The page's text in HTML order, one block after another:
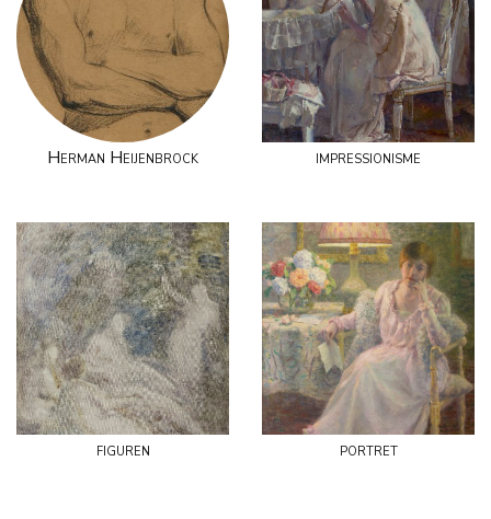
Herman Heijenbrock impressionisme
figuren portret